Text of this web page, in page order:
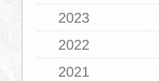
2023
2022
2021